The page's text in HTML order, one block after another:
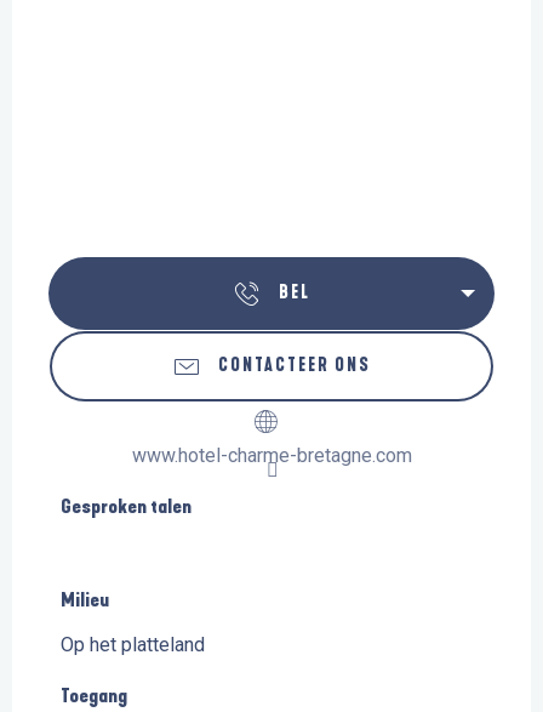
BEL
CONTACTEER ONS
www.hotel-charme-bretagne.com
Gesproken talen
Gesproken talen
Milieu
Milieu
Op het platteland
Toegang
Toegang